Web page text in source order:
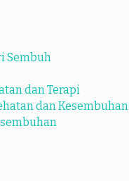
Sembuh
dan Terapi
dan Kesembuhan